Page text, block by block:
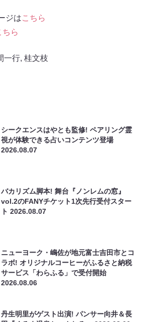
ジはこちら
ちら
一行, 桂文枝
シークエンスはやとも監修! ペアリング霊
視が体験できる占いコンテンツ登場
2026.08.07
バカリズム脚本! 舞台『ノンレムの窓』
vol.2のFANYチケット1次先行受付スター
ト2026.08.07
ニューヨーク・嶋佐が地元富士吉田市とコ
ラボ! オリジナルコーヒーがふるさと納税
サービス「わらふる」で受付開始
2026.08.06
丹生明里がゲスト出演! パンサー向井＆長